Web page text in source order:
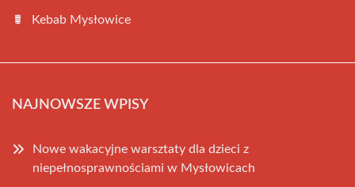
Kebab Mysłowice
NAJNOWSZE WPISY
Nowe wakacyjne warsztaty dla dzieci z
niepełnosprawnościami w Mysłowicach